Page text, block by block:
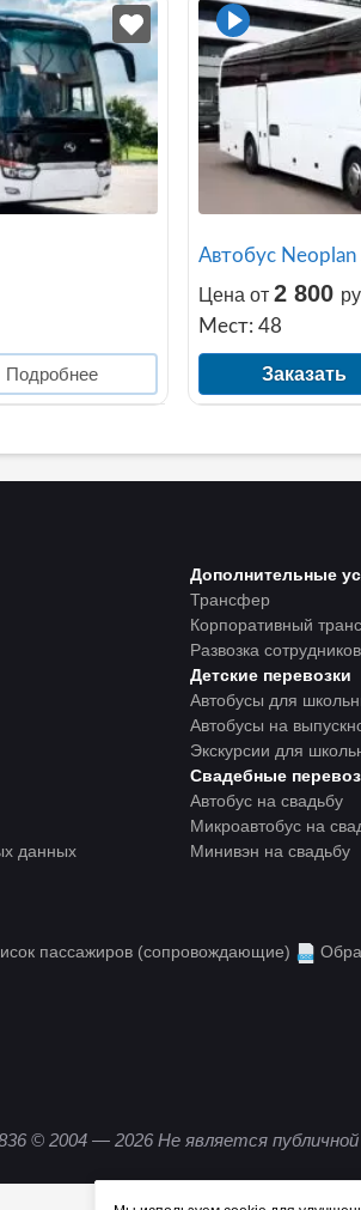
Подробнее
Автобус Neoplan
Цена от 2 800
Мест: 48
Заказать
данных
Дополнительные
Трансфер
Корпоративный
Развозка сотрудников
Детские перевозки
Автобусы для
Автобусы на
Экскурсии для
Свадебные
Автобус на свадьбу
Микроавтобус на
Минивэн на свадьбу
пассажиров (сопровождающие)
© 2004 — 2026 Не является